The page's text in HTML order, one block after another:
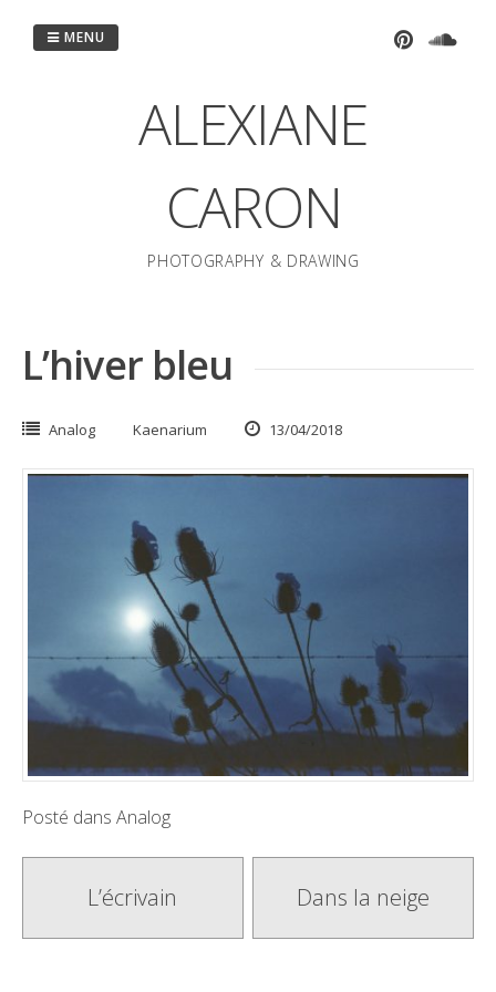
ALEXIANE
CARON
PHOTOGRAPHY & DRAWING
MENU
L’hiver bleu
Analog Kaenarium 13/04/2018
Posté dans Analog
Poste
navigation
L’écrivain Dans la neige